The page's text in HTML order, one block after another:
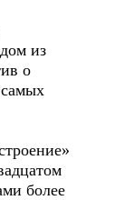
из
о
более